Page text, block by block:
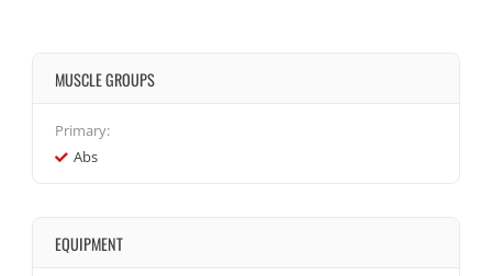
MUSCLE GROUPS
Primary:
Abs
EQUIPMENT